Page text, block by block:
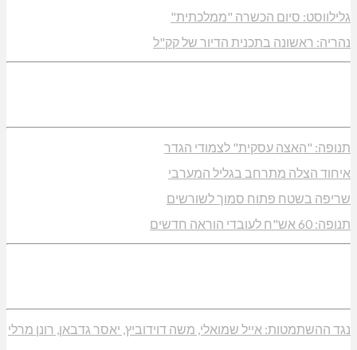
גלילווסט: סיום הכשרה "ממלכתית"
נהריה: ראשונה בתכנית הדיור של קק"ל
תנופה: "האצה עסקית" לצמודי הגדר
איחוד הצלה מתרחב בגליל המערבי
שריפה בשטח פתוח סמוך לשורשים
תנופה: 60 אש"ח לעובדי הוראה חדשים
נגד ההשתמטות: אייל שמואלי, משה דוידוביץ, יאסר גדבאן, רונן מרלי